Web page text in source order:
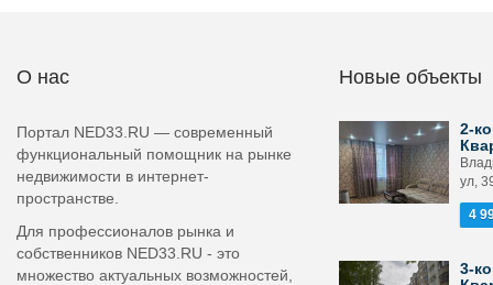
О нас
Портал NED33.RU — современный
функциональный помощник на рынке
недвижимости в интернет-
пространстве.
Для профессионалов рынка и
собственников NED33.RU - это
множество актуальных возможностей,
Новые объекты
2-
ул,
4
3-